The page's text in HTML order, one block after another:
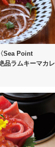
〈Sea Point
品ラムキーマカレ